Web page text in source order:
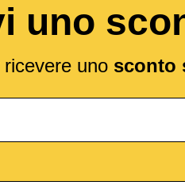
uno
uno sconto